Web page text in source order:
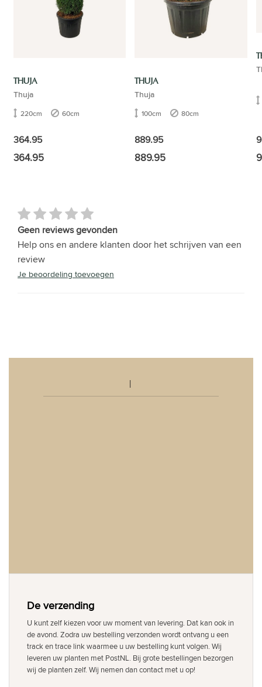
THUJA
Thuja
220cm 60cm
364.95
364.95
THUJA
Thuja
100cm 80cm
889.95
889.95
Geen reviews gevonden
Help ons en andere klanten door het schrijven van een
review
Je beoordeling toevoegen
De verzending
U kunt zelf kiezen voor uw moment van levering. Dat kan ook in
de avond. Zodra uw bestelling verzonden wordt ontvang u een
track en trace link waarmee u uw bestelling kunt volgen. Wij
leveren uw planten met PostNL. Bij grote bestellingen bezorgen
wij de planten zelf. Wij nemen dan contact met u op!